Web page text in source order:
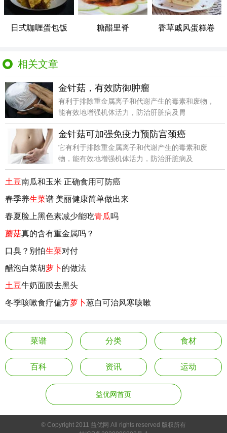
日式咖喱蛋包饭 糖醋里脊 香草戚风蛋糕卷
相关文章
金针菇，有效防御肿瘤
有利于排除重金属离子和代谢产生的毒素和废物，
能有效地增强机体活力，防治肝脏病及胃
金针菇可加强免疫力预防宫颈癌
它有利于排除重金属离子和代谢产生的毒素和废
物，能有效地增强机体活力，防治肝脏病及
土豆南瓜和玉米 正确食用可防癌
春季养生菜谱 美丽健康简单做出来
春夏脸上黑色素减少能吃青瓜吗
蘑菇真的含有重金属吗？
口臭？别怕生菜对付
醋泡白菜胡萝卜的做法
土豆牛奶面膜去黑头
冬季咳嗽食疗偏方萝卜葱白可治风寒咳嗽
菜谱 分类 食材
百科 资讯 运动
益优网首页
© Copyright 2011 益优网 All rights reserved 版权所有